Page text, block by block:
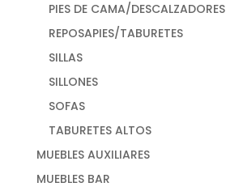
PIES DE CAMA/DESCALZADORES
REPOSAPIES/TABURETES
SILLAS
SILLONES
SOFAS
TABURETES ALTOS
MUEBLES AUXILIARES
MUEBLES BAR